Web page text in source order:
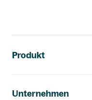
Produkt
Unternehmen